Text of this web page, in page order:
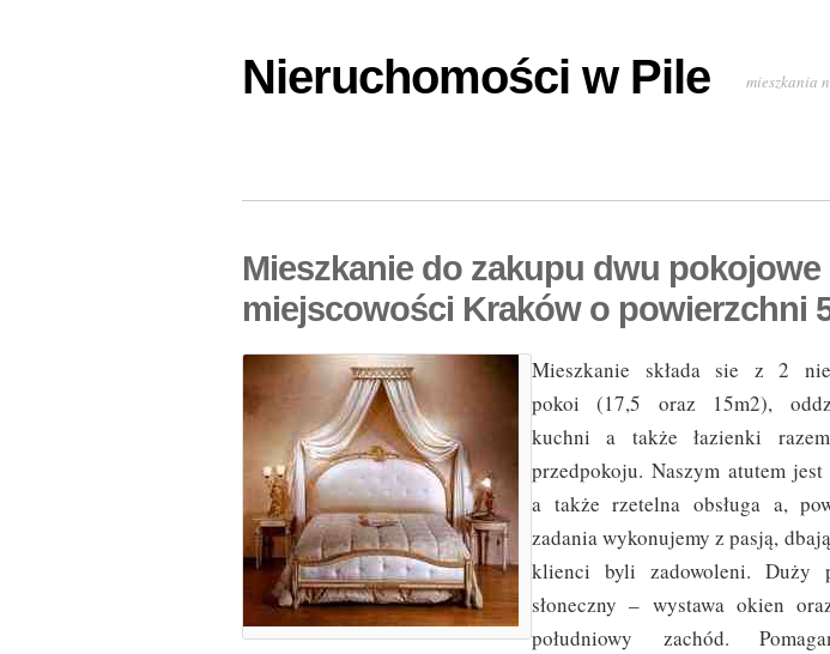
Nieruchomości w Pile mieszkania
Mieszkanie do zakupu dwu
miejscowości Kraków o powierzchni
Mieszkanie składa sie z 2
pokoi (17,5 oraz 15m2),
kuchni a także łazienki
przedpokoju. Naszym atutem
a także rzetelna obsługa a,
zadania wykonujemy z pasją,
klienci byli zadowoleni. Duży
słoneczny – wystawa okien
południowy zachód.